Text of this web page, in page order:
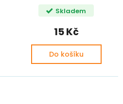
Skladem
15 Kč
Do košíku